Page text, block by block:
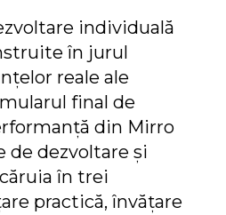
individuală
în jurul
reale ale
final de
din Mirro
de dezvoltare și
în trei
practică, învățare